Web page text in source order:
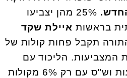
25% מהן יצביעו
בראשות איילת שקד
תקבל פחות קולות של
מקולות המצביעות. הליכוד עם
15% מקולות המצביעות וש"ס עם רק 6% מקולות